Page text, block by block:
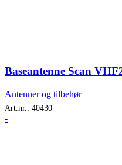
Baseantenne Scan
Antenner og tilbehør
Art.nr.: 40430
-